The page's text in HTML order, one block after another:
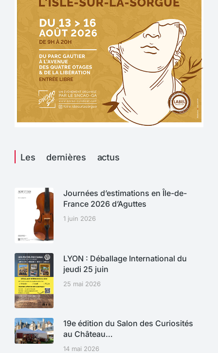
Les dernières actus
Journées d’estimations en Île-de-
France 2026 d’Aguttes
1 juin 2026
LYON : Déballage International du
jeudi 25 juin
25 mai 2026
19e édition du Salon des Curiosités
au Château…
14 mai 2026